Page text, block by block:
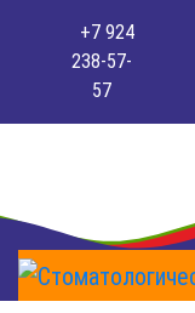
+7 924
238-57-
57